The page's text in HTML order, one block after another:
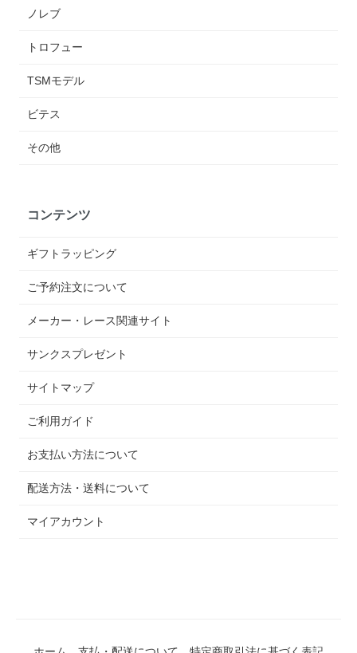
ノレブ
トロフュー
TSMモデル
ビテス
その他
コンテンツ
ギフトラッピング
ご予約注文について
メーカー・レース関連サイト
サンクスプレゼント
サイトマップ
ご利用ガイド
お支払い方法について
配送方法・送料について
マイアカウント